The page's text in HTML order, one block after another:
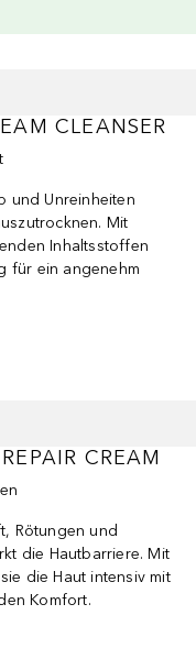
CLEANSER
und Unreinheiten
Mit
Inhaltsstoffen
für ein angenehm
CREAM
Rötungen und
die Hautbarriere. Mit
die Haut intensiv mit
Komfort.